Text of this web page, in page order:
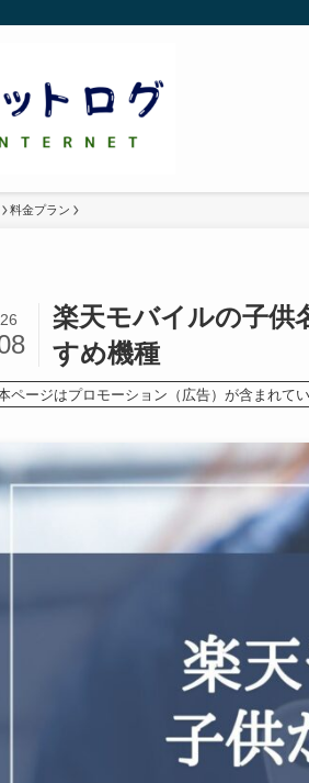
料金プラン
楽天モバイルの子供
すめ機種
ページはプロモーション（広告）が含まれて